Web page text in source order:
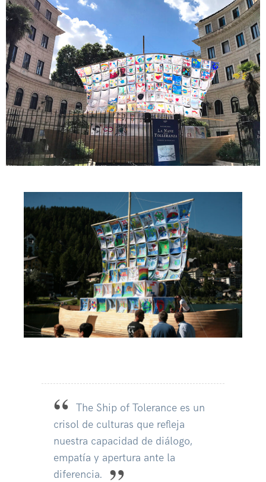
The Ship of Tolerance es un
crisol de culturas que refleja
nuestra capacidad de diálogo,
empatía y apertura ante la
diferencia.